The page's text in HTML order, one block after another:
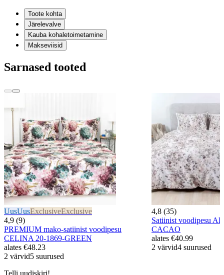
Toote kohta
Järelevalve
Kauba kohaletoimetamine
Makseviisid
Sarnased tooted
UusUusExclusiveExclusive
4,9 (9)
PREMIUM mako-satiinist voodipesu
CELINA 20-1869-GREEN
alates €48.23
2 värvid5 suurused
4,8 (35)
Satiinist voodipesu
CACAO
alates €40.99
2 värvid4 suurused
Telli uudiskiri!